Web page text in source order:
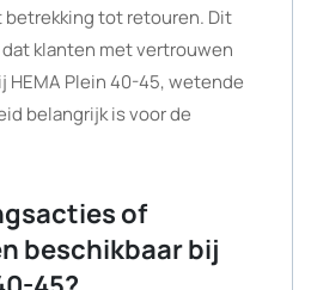
tot retouren. Dit
klanten met vertrouwen
HEMA Plein 40-45, wetende
belangrijk is voor de
of
beschikbaar bij